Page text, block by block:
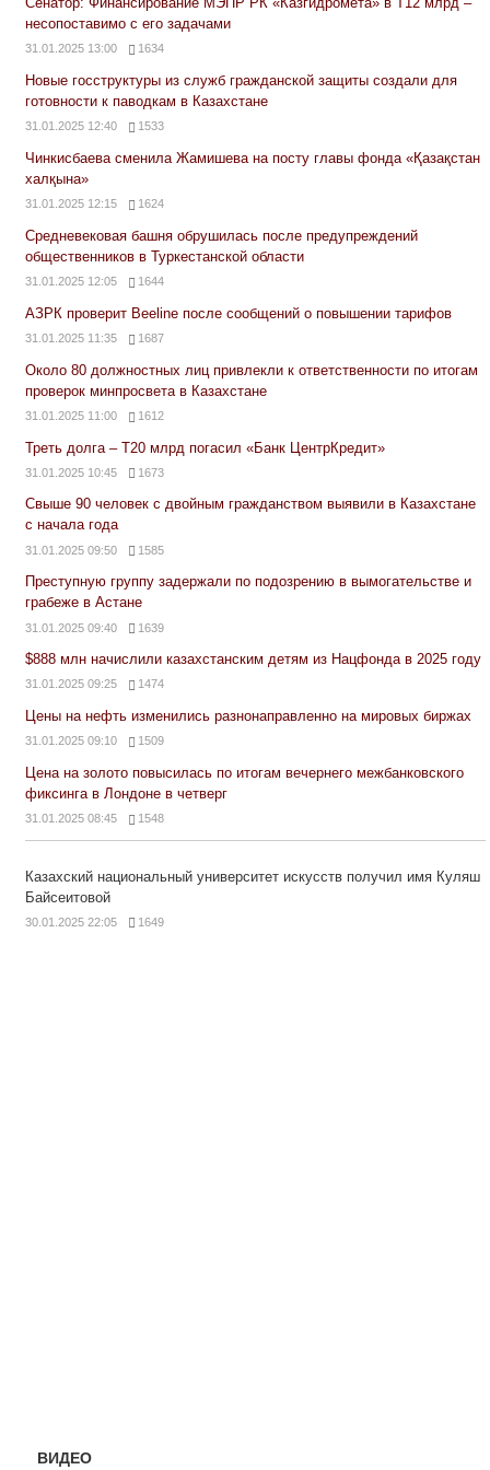
несопоставимо с его задачами
31.01.2025 13:00 1634
Новые госструктуры из служб гражданской защиты создали для
готовности к паводкам в Казахстане
31.01.2025 12:40 1533
Чинкисбаева сменила Жамишева на посту главы фонда «Қазақстан
халқына»
31.01.2025 12:15 1624
Средневековая башня обрушилась после предупреждений
общественников в Туркестанской области
31.01.2025 12:05 1644
АЗРК проверит Beeline после сообщений о повышении тарифов
31.01.2025 11:35 1687
Около 80 должностных лиц привлекли к ответственности по итогам
проверок минпросвета в Казахстане
31.01.2025 11:00 1612
Треть долга – Т20 млрд погасил «Банк ЦентрКредит»
31.01.2025 10:45 1673
Свыше 90 человек с двойным гражданством выявили в Казахстане
с начала года
31.01.2025 09:50 1585
Преступную группу задержали по подозрению в вымогательстве и
грабеже в Астане
31.01.2025 09:40 1639
$888 млн начислили казахстанским детям из Нацфонда в 2025 году
31.01.2025 09:25 1474
Цены на нефть изменились разнонаправленно на мировых биржах
31.01.2025 09:10 1509
Цена на золото повысилась по итогам вечернего межбанковского
фиксинга в Лондоне в четверг
31.01.2025 08:45 1548
Казахский национальный университет искусств получил имя Куляш
Байсеитовой
30.01.2025 22:05 1649
ВИДЕО